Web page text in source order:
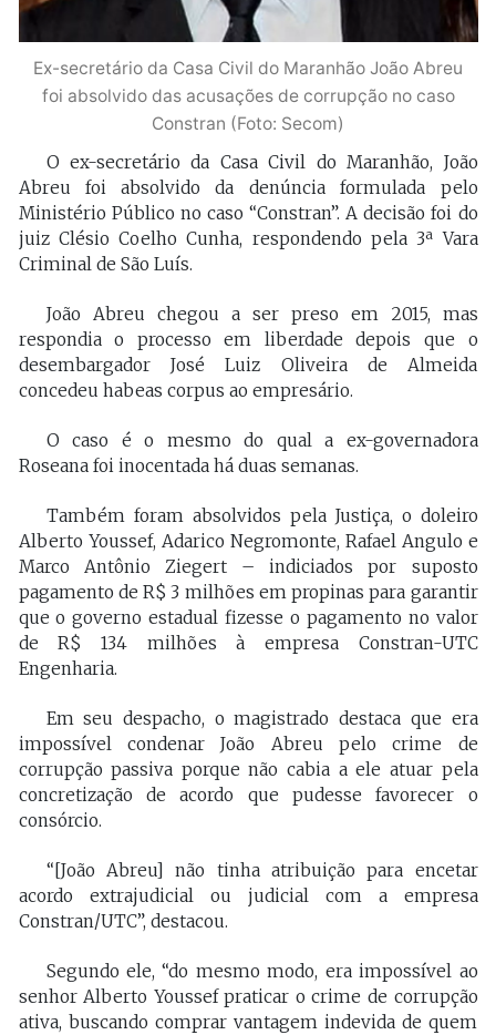
Ex-secretário da Casa Civil do Maranhão João Abreu
foi absolvido das acusações de corrupção no caso
Constran (Foto: Secom)
O ex-secretário da Casa Civil do Maranhão, João
Abreu foi absolvido da denúncia formulada pelo
Ministério Público no caso “Constran”. A decisão foi do
juiz Clésio Coelho Cunha, respondendo pela 3ª Vara
Criminal de São Luís.
João Abreu chegou a ser preso em 2015, mas
respondia o processo em liberdade depois que o
desembargador José Luiz Oliveira de Almeida
concedeu habeas corpus ao empresário.
O caso é o mesmo do qual a ex-governadora
Roseana foi inocentada há duas semanas.
Também foram absolvidos pela Justiça, o doleiro
Alberto Youssef, Adarico Negromonte, Rafael Angulo e
Marco Antônio Ziegert – indiciados por suposto
pagamento de R$ 3 milhões em propinas para garantir
que o governo estadual fizesse o pagamento no valor
de R$ 134 milhões à empresa Constran-UTC
Engenharia.
Em seu despacho, o magistrado destaca que era
impossível condenar João Abreu pelo crime de
corrupção passiva porque não cabia a ele atuar pela
concretização de acordo que pudesse favorecer o
consórcio.
“[João Abreu] não tinha atribuição para encetar
acordo extrajudicial ou judicial com a empresa
Constran/UTC”, destacou.
Segundo ele, “do mesmo modo, era impossível ao
senhor Alberto Youssef praticar o crime de corrupção
ativa, buscando comprar vantagem indevida de quem